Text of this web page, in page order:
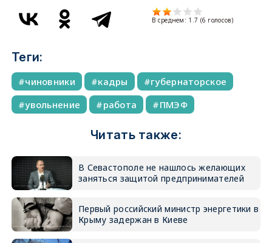
В среднем: 1.7 (6 голосов)
Теги:
чиновники кадры
губернаторское
увольнение
работа ПМЭФ
Читать также:
В Севастополе не нашлось желающих
заняться защитой предпринимателей
Первый российский министр энергетики в
Крыму задержан в Киеве